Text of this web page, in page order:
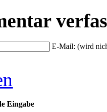
E-Mail: (wird
Eingabe